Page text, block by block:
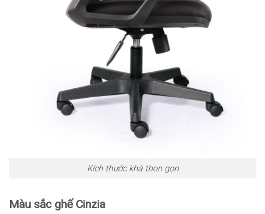
Kích thước khá thon gọn
Màu sắc ghế Cinzia